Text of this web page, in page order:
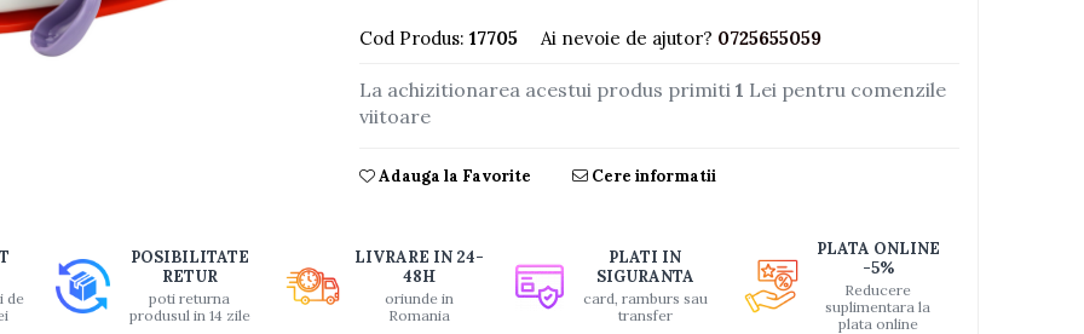
Cod Produs: 17705 Ai nevoie de ajutor? 0725655059
La achizitionarea acestui produs primiti1 Lei pentru comenzile
viitoare
Adauga la Favorite Cere informatii
de
POSIBILITATE
RETUR
poti returna
produsul in 14 zile
LIVRARE IN 24-
48H
oriunde in
Romania
PLATI IN
SIGURANTA
card, ramburs sau
transfer
PLATA ONLINE
-5%
Reducere
suplimentara la
plata online